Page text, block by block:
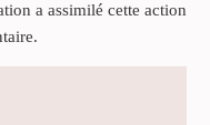
a assimilé cette action